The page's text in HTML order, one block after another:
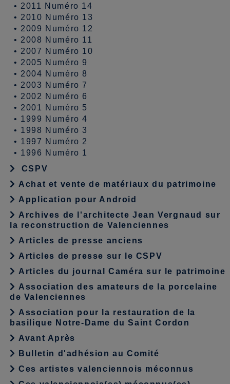
• 2011 Numéro 14
• 2010 Numéro 13
• 2009 Numéro 12
• 2008 Numéro 11
• 2007 Numéro 10
• 2005 Numéro 9
• 2004 Numéro 8
• 2003 Numéro 7
• 2002 Numéro 6
• 2001 Numéro 5
• 1999 Numéro 4
• 1998 Numéro 3
• 1997 Numéro 2
• 1996 Numéro 1
CSPV
Achat et vente de matériaux du patrimoine
Application pour Android
Archives de l'architecte Jean Vergnaud sur
la reconstruction de Valenciennes
Articles de presse anciens
Articles de presse sur le CSPV
Articles du journal Caméra sur le patrimoine
Association des amateurs de la porcelaine
de Valenciennes
Association pour la restauration de la
basilique Notre-Dame du Saint Cordon
Avant Après
Bulletin d'adhésion au Comité
Ces artistes valenciennois méconnus